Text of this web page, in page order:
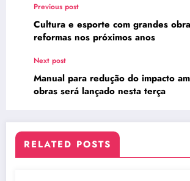
Previous post
Cultura e esporte com grandes
reformas nos próximos anos
Next post
Manual para redução do impacto
obras será lançado nesta terça
RELATED POSTS